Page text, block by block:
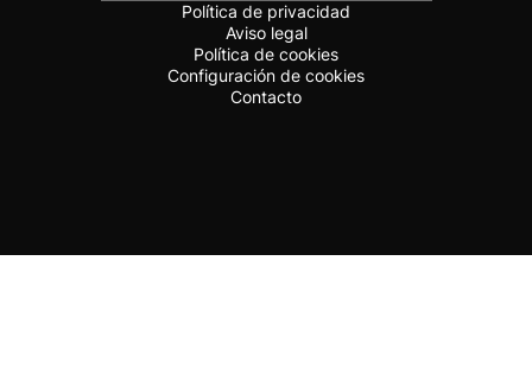
Política de privacidad
Aviso legal
Política de cookies
Configuración de cookies
Contacto